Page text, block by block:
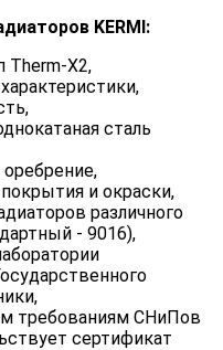
KERMI:
Therm-X2,
сталь
и окраски,
различного
- 9016),
требованиям СНиПов
сертификат